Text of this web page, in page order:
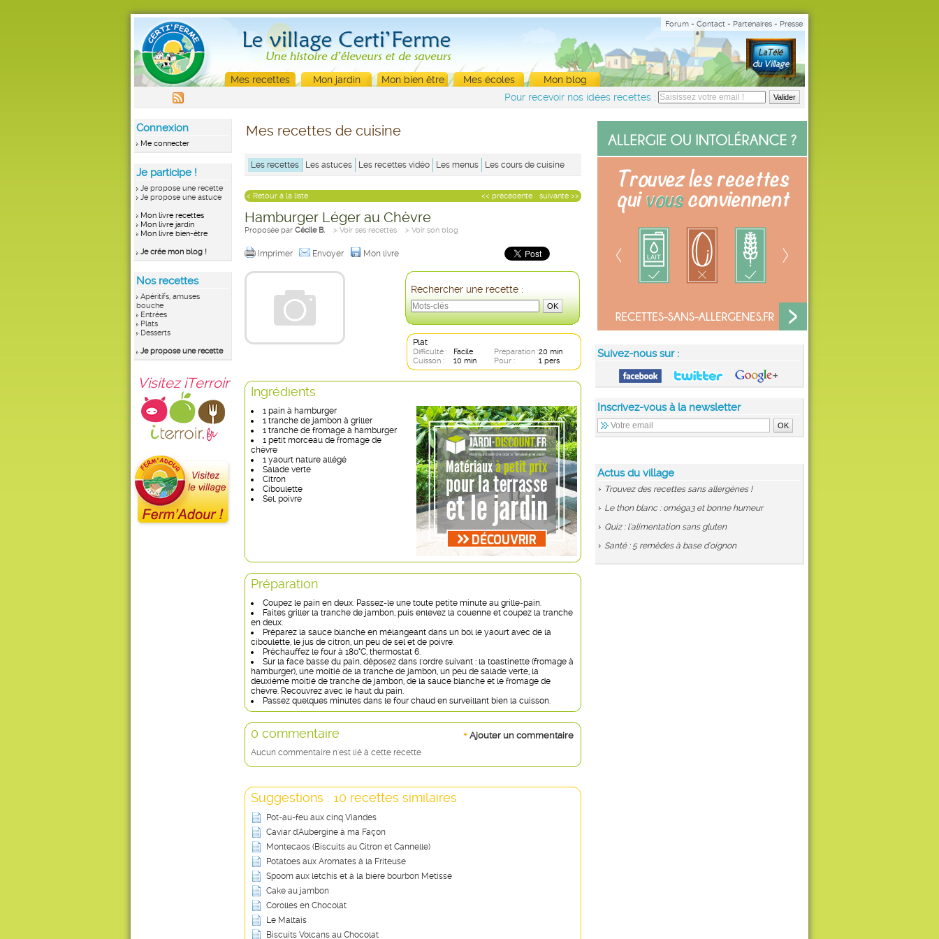
Forum - Contact - Partenaires - Presse
Mes recettes Mon jardin Mon bien être Mes écoles
Mon blog
Pour recevoir nos idées recettes :
Connexion
Me connecter
Je participe !
Je propose une recette
Je propose une astuce
Mon livre recettes
Mon livre jardin
Mon livre bien-être
Je crée mon blog !
Nos recettes
Apéritifs, amuses
bouche
Entrées
Plats
Desserts
Je propose une recette
Visitez iTerroir
Suivez-nous sur :
Inscrivez-vous à la newsletter
Actus du village
Trouvez des recettes sans allergènes !
Le thon blanc : oméga3 et bonne humeur
Quiz : l'alimentation sans gluten
Santé : 5 remèdes à base d'oignon
Mes recettes de cuisine
Les recettes Les astuces Les recettes vidéo Les menus Les cours de cuisine
suivante >>
<< précédente
< Retour à la liste
Hamburger Léger au Chèvre
Proposée par Cécile B. > Voir ses recettes > Voir son blog
Imprimer Envoyer Mon livre
Rechercher une recette :
Plat
Difficulté : Facile Préparation :20 min
Cuisson :
10 min Pour : 1 pers
Ingrédients
1 pain à hamburger
1 tranche de jambon à griller
1 tranche de fromage à hamburger
1 petit morceau de fromage de
chèvre
1 yaourt nature allégé
Salade verte
Citron
Ciboulette
Sel, poivre
Préparation
Coupez le pain en deux. Passez-le une toute petite minute au grille-pain.
Faites griller la tranche de jambon, puis enlevez la couenne et coupez la tranche
en deux.
Préparez la sauce blanche en mélangeant dans un bol le yaourt avec de la
ciboulette, le jus de citron, un peu de sel et de poivre.
Préchauffez le four à 180°C, thermostat 6.
Sur la face basse du pain, déposez dans l'ordre suivant : la toastinette (fromage à
hamburger), une moitié de la tranche de jambon, un peu de salade verte, la
deuxième moitié de tranche de jambon, de la sauce blanche et le fromage de
chèvre. Recouvrez avec le haut du pain.
Passez quelques minutes dans le four chaud en surveillant bien la cuisson.
+ Ajouter un commentaire
0 commentaire
Aucun commentaire n'est lié à cette recette
Suggestions : 10 recettes similaires
Pot-au-feu aux cinq Viandes
Caviar d'Aubergine à ma Façon
Montecaos (Biscuits au Citron et Cannelle)
Potatoes aux Aromates à la Friteuse
Spoom aux letchis et à la bière bourbon Metisse
Cake au jambon
Corolles en Chocolat
Le Maltais
Biscuits Volcans au Chocolat